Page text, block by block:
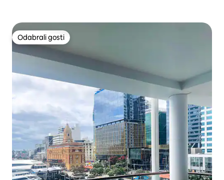
Odabrali gosti
Odabrali gosti